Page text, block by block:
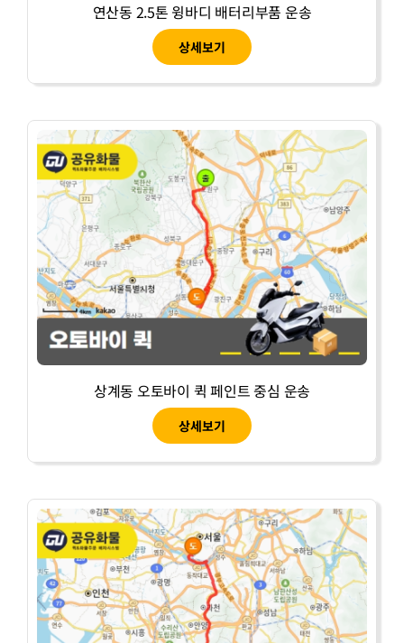
연산동 2.5톤 윙바디 배터리부품 운송
상세보기
상계동 오토바이 퀵 페인트 중심 운송
상세보기